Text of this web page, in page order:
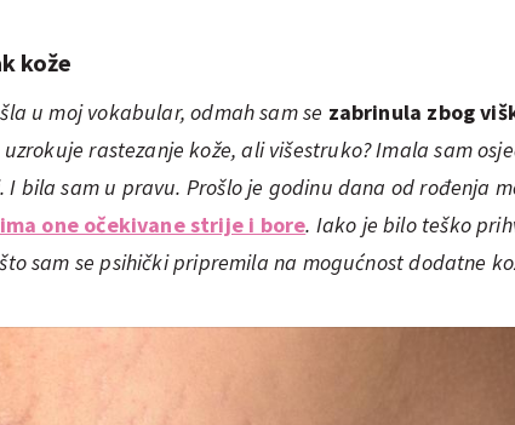
kože
u moj vokabular, odmah sam se zabrinula zbog
rastezanje kože, ali višestruko? Imala sam
bila sam u pravu. Prošlo je godinu dana od rođenja
one očekivane strije i bore. Iako je bilo teško
sam se psihički pripremila na mogućnost dodatne